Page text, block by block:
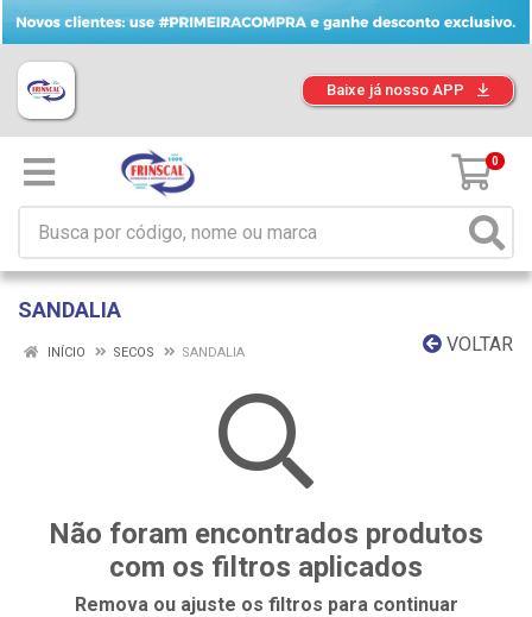
Baixe já nosso APP
0
SANDALIA
VOLTAR
INÍCIO SECOS SANDALIA
Não foram encontrados produtos
com os filtros aplicados
Remova ou ajuste os filtros para continuar